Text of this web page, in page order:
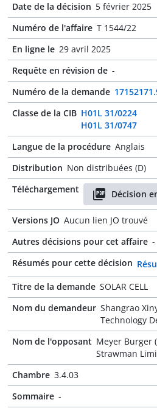
Date de la décision 5 février 2025
Numéro de l'affaire T 1544/22
En ligne le 29 avril 2025
Requête en révision de -
Numéro de la demande
Classe de la CIB H01L 31/0224
H01L 31/0747
Langue de la procédure Anglais
Distribution Non distribuées (D)
Téléchargement
Décision
Versions JO Aucun lien JO trouvé
Autres décisions pour cet affaire -
Résumés pour cette décision
Titre de la demande SOLAR CELL
Nom du demandeur Shangrao
Technology
Nom de l'opposant Meyer Burger
Strawman
Chambre 3.4.03
Sommaire -